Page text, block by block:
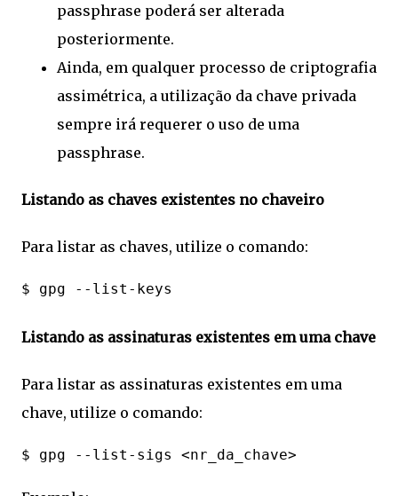
passphrase poderá ser alterada
posteriormente.
Ainda, em qualquer processo de criptografia
assimétrica, a utilização da chave privada
sempre irá requerer o uso de uma
passphrase.
Listando as chaves existentes no chaveiro
Para listar as chaves, utilize o comando:
Listando as assinaturas existentes em uma chave
Para listar as assinaturas existentes em uma
chave, utilize o comando: